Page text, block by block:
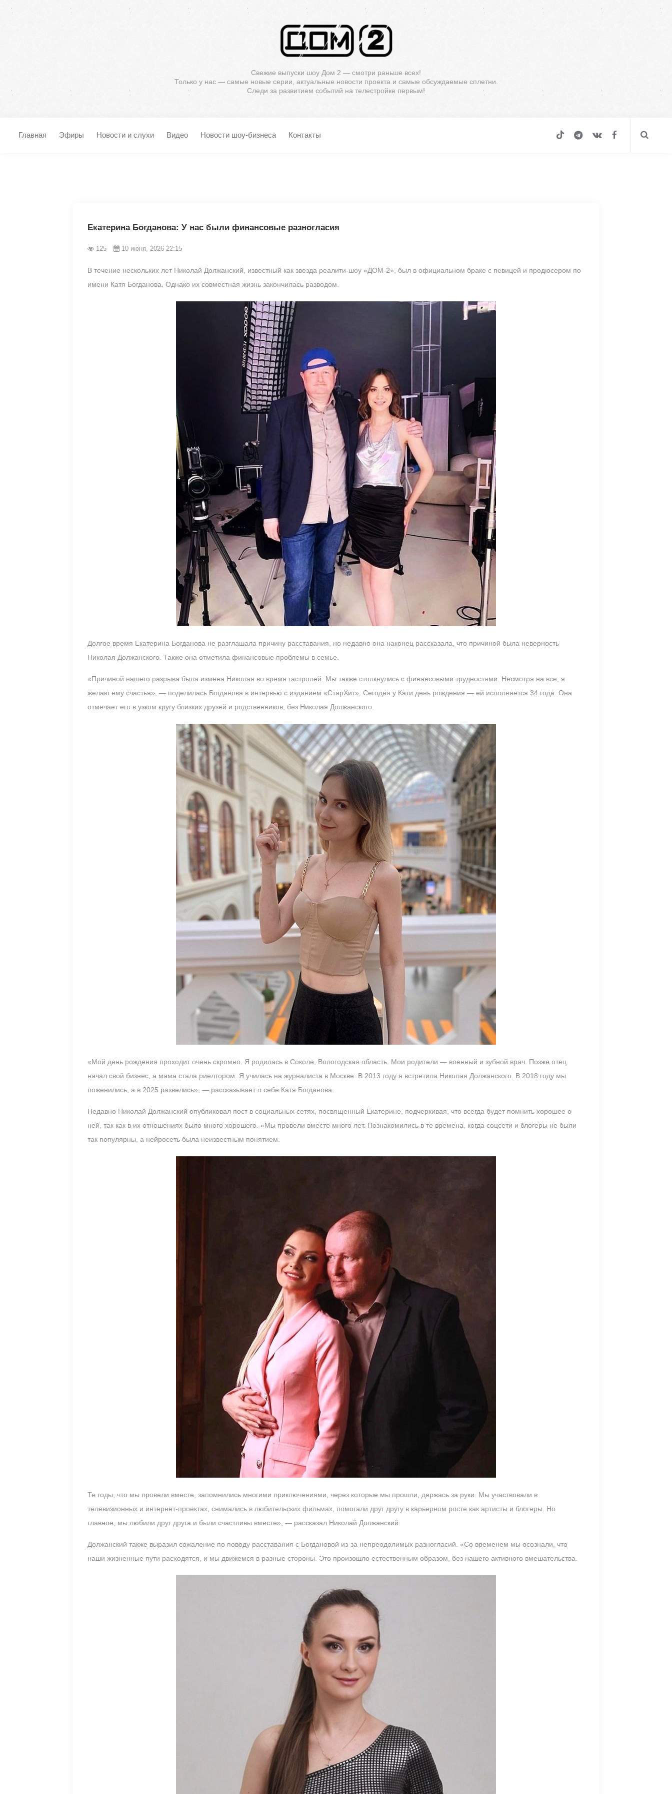
Свежие выпуски шоу Дом 2 — смотри раньше всех!
Только у нас — самые новые серии, актуальные новости проекта и самые обсуждаемые сплетни.
Следи за развитием событий на телестройке первым!
Главная Эфиры Новости и слухи Видео Новости шоу-бизнеса Контакты
Екатерина Богданова: У нас были финансовые разногласия
125 10 июня, 2026 22:15
В течение нескольких лет Николай Должанский, известный как звезда реалити-шоу «ДОМ-2», был в официальном браке с певицей и продюсером по
имени Катя Богданова. Однако их совместная жизнь закончилась разводом.
Долгое время Екатерина Богданова не разглашала причину расставания, но недавно она наконец рассказала, что причиной была неверность
Николая Должанского. Также она отметила финансовые проблемы в семье.
«Причиной нашего разрыва была измена Николая во время гастролей. Мы также столкнулись с финансовыми трудностями. Несмотря на все, я
желаю ему счастья», — поделилась Богданова в интервью с изданием «СтарХит». Сегодня у Кати день рождения — ей исполняется 34 года. Она
отмечает его в узком кругу близких друзей и родственников, без Николая Должанского.
«Мой день рождения проходит очень скромно. Я родилась в Соколе, Вологодская область. Мои родители — военный и зубной врач. Позже отец
начал свой бизнес, а мама стала риелтором. Я училась на журналиста в Москве. В 2013 году я встретила Николая Должанского. В 2018 году мы
поженились, а в 2025 развелись», — рассказывает о себе Катя Богданова.
Недавно Николай Должанский опубликовал пост в социальных сетях, посвященный Екатерине, подчеркивая, что всегда будет помнить хорошее о
ней, так как в их отношениях было много хорошего. «Мы провели вместе много лет. Познакомились в те времена, когда соцсети и блогеры не были
так популярны, а нейросеть была неизвестным понятием.
Те годы, что мы провели вместе, запомнились многими приключениями, через которые мы прошли, держась за руки. Мы участвовали в
телевизионных и интернет-проектах, снимались в любительских фильмах, помогали друг другу в карьерном росте как артисты и блогеры. Но
главное, мы любили друг друга и были счастливы вместе», — рассказал Николай Должанский.
Должанский также выразил сожаление по поводу расставания с Богдановой из-за непреодолимых разногласий. «Со временем мы осознали, что
наши жизненные пути расходятся, и мы движемся в разные стороны. Это произошло естественным образом, без нашего активного вмешательства.